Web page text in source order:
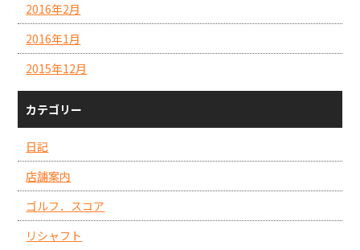
2016年2月
2016年1月
2015年12月
カテゴリー
日記
店舗案内
ゴルフ．スコア
リシャフト